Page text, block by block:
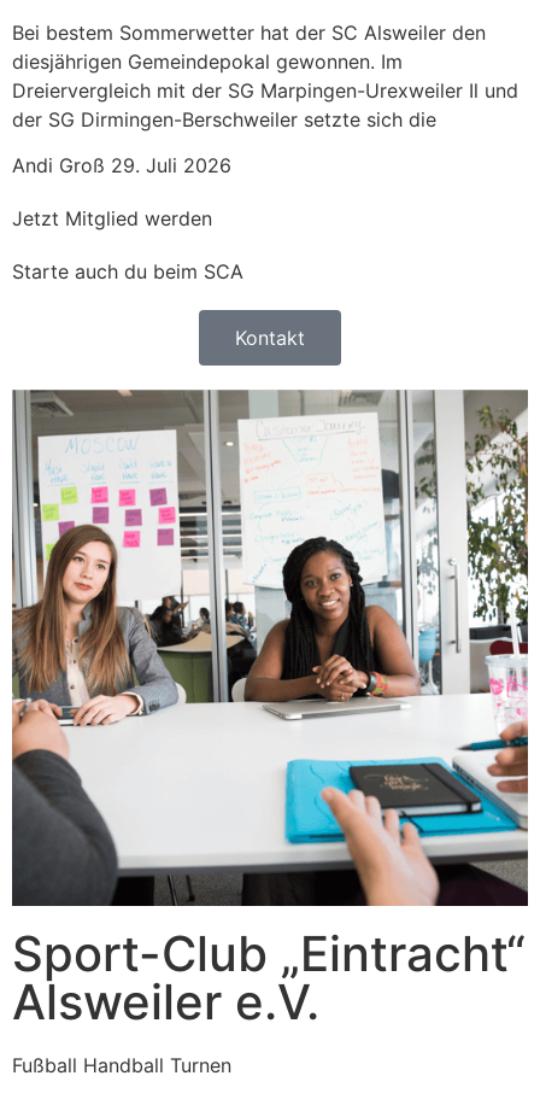
Bei bestem Sommerwetter hat der SC Alsweiler den
diesjährigen Gemeindepokal gewonnen. Im
Dreiervergleich mit der SG Marpingen-Urexweiler Il und
der SG Dirmingen-Berschweiler setzte sich die
Andi Groß 29. Juli 2026
Jetzt Mitglied werden
Starte auch du beim SCA
Kontakt
Sport-Club „Eintracht“
Alsweiler e.V.
Fußball Handball Turnen